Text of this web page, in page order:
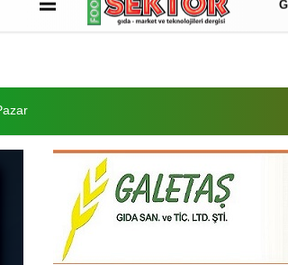
İletişim Çerez Politikası